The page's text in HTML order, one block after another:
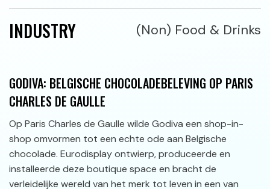
INDUSTRY (Non) Food & Drinks
GODIVA: BELGISCHE CHOCOLADEBELEVING OP PARIS
CHARLES DE GAULLE
Op Paris Charles de Gaulle wilde Godiva een shop-in-
shop omvormen tot een echte ode aan Belgische
chocolade. Eurodisplay ontwierp, produceerde en
installeerde deze boutique space en bracht de
verleidelijke wereld van het merk tot leven in een van